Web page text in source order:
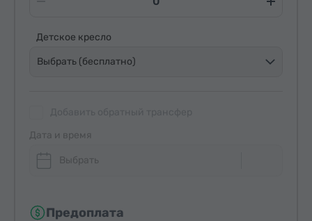
Детское кресло
Выбрать (бесплатно)
Дата и время
Выбрать
Предоплата